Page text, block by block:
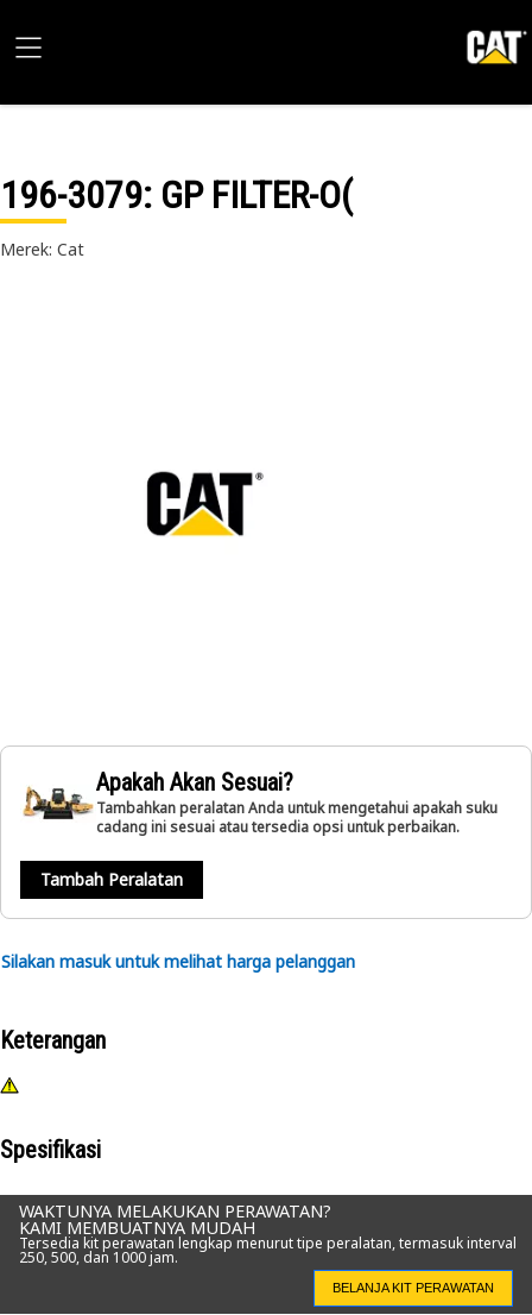
196-3079: GP FILTER-O(
Merek: Cat
Apakah Akan Sesuai?
Tambahkan peralatan Anda untuk mengetahui apakah suku
cadang ini sesuai atau tersedia opsi untuk perbaikan.
Tambah Peralatan
Silakan masuk untuk melihat harga pelanggan
Keterangan
Spesifikasi
WAKTUNYA MELAKUKAN PERAWATAN?
KAMI MEMBUATNYA MUDAH
Tersedia kit perawatan lengkap menurut tipe peralatan, termasuk interval
250, 500, dan 1000 jam.
BELANJA KIT PERAWATAN